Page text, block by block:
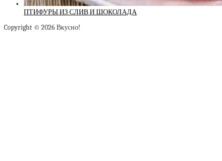
ПТИФУРЫ ИЗ СЛИВ И ШОКОЛАДА
Copyright © 2026 Вкусно!